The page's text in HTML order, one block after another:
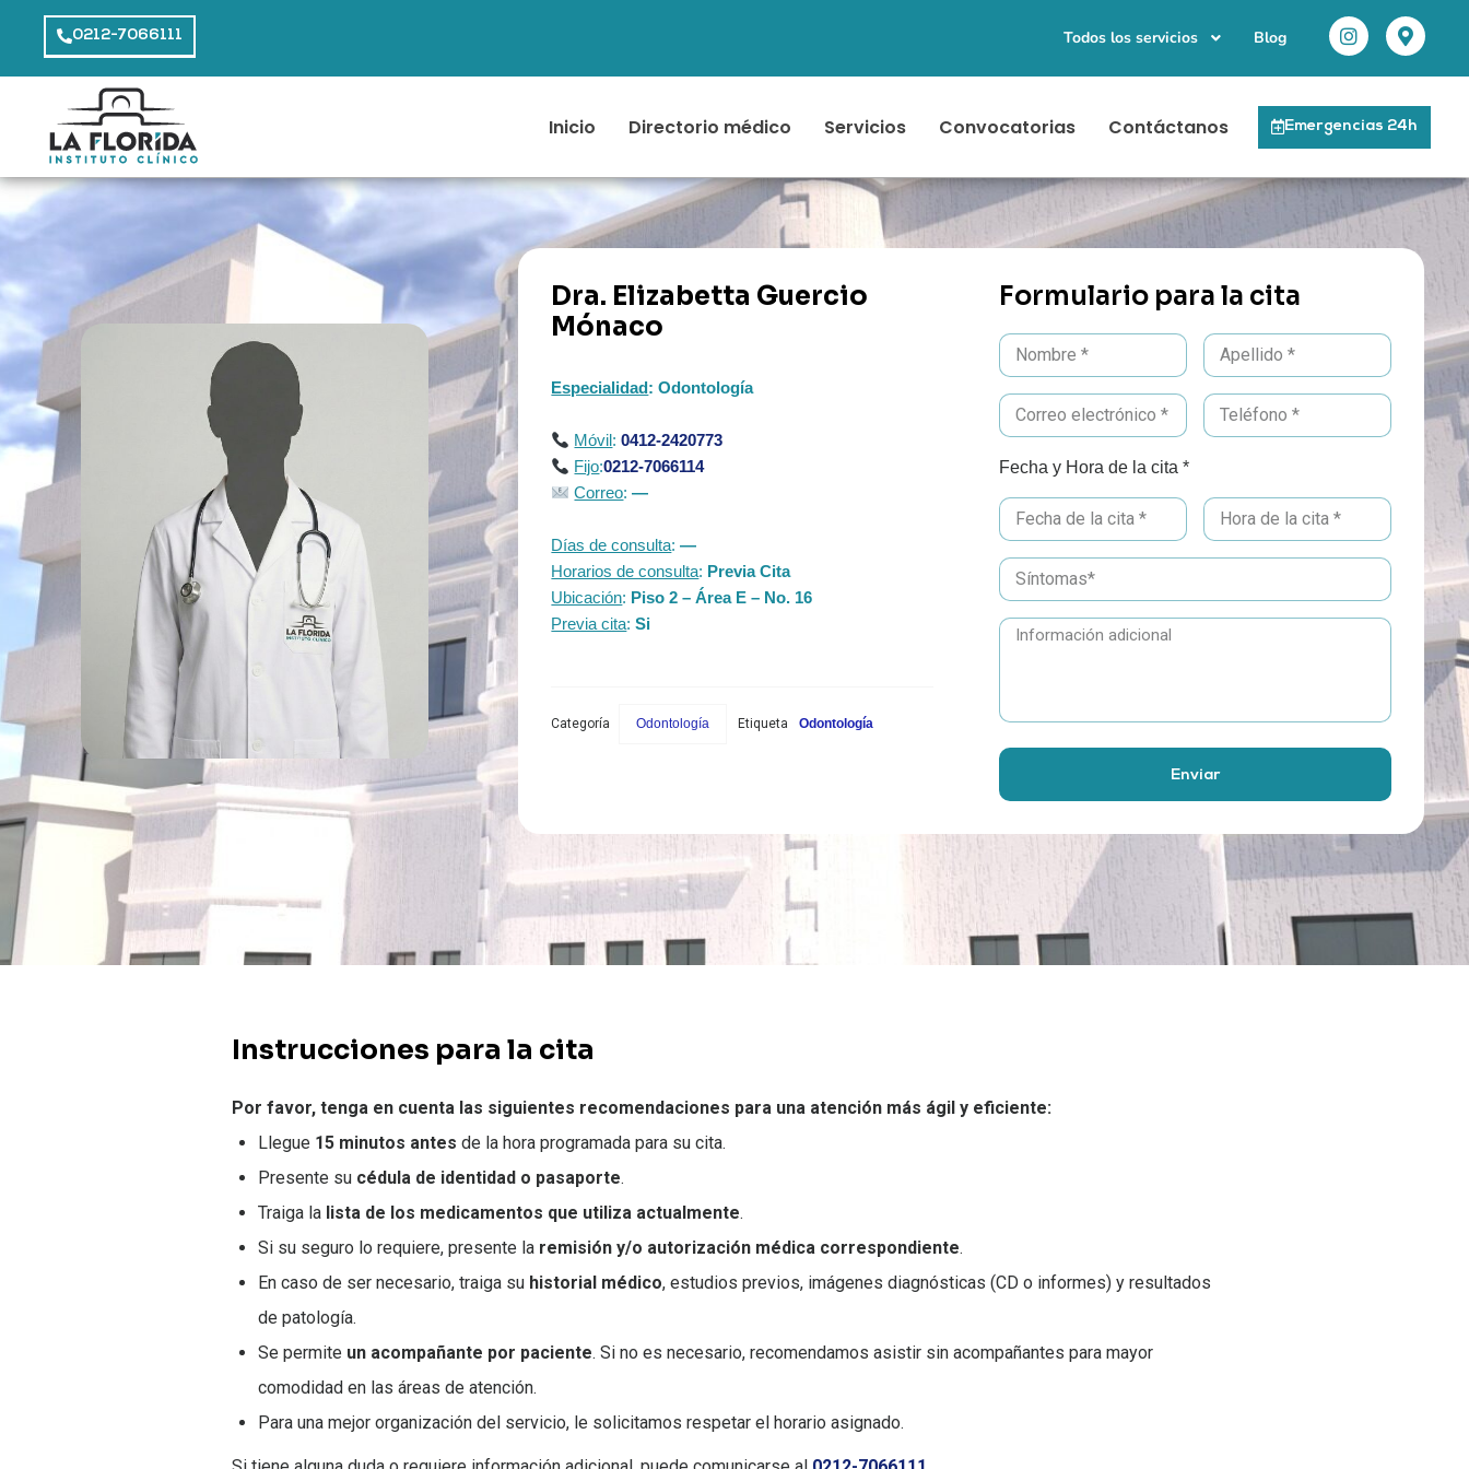
0212-7066111 Todos los servicios Blog
Inicio Directorio médico Servicios Convocatorias Contáctanos Emergencias 24h
Dra. Elizabetta Guercio
Mónaco
Especialidad: Odontología
Móvil:0412-2420773
Fijo:0212-7066114
Correo:—
Días de consulta:—
Horarios de consulta: Previa Cita
Ubicación: Piso 2 – Área E – No. 16
Previa cita: Si
Categoría Odontología Etiqueta Odontología
Formulario para la cita
Fecha y Hora de la cita *
Enviar
Instrucciones para la cita
Por favor, tenga en cuenta las siguientes recomendaciones para una atención más ágil y eficiente:
Llegue 15 minutos antes de la hora programada para su cita.
Presente su cédula de identidad o pasaporte.
Traiga la lista de los medicamentos que utiliza actualmente.
Si su seguro lo requiere, presente la remisión y/o autorización médica correspondiente.
En caso de ser necesario, traiga su historial médico, estudios previos, imágenes diagnósticas (CD o informes) y resultados
de patología.
Se permite un acompañante por paciente. Si no es necesario, recomendamos asistir sin acompañantes para mayor
comodidad en las áreas de atención.
Para una mejor organización del servicio, le solicitamos respetar el horario asignado.